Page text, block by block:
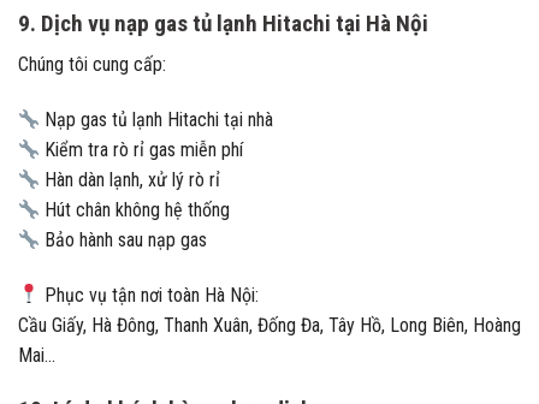
9. Dịch vụ nạp gas tủ lạnh Hitachi tại Hà Nội
Chúng tôi cung cấp:
Nạp gas tủ lạnh Hitachi tại nhà
Kiểm tra rò rỉ gas miễn phí
Hàn dàn lạnh, xử lý rò rỉ
Hút chân không hệ thống
Bảo hành sau nạp gas
Phục vụ tận nơi toàn Hà Nội:
Cầu Giấy, Hà Đông, Thanh Xuân, Đống Đa, Tây Hồ, Long Biên, Hoàng
Mai…